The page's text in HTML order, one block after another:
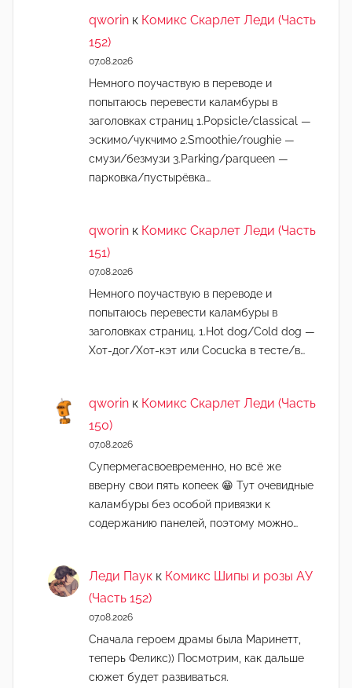
qworin к Комикс Скарлет Леди (Часть
152)
07.08.2026
Немного поучаствую в переводе и
попытаюсь перевести каламбуры в
заголовках страниц 1.Popsicle/classical —
эскимо/чукчимо 2.Smoothie/roughie —
смузи/безмузи 3.Parking/parqueen —
парковка/пустырёвка…
qworin к Комикс Скарлет Леди (Часть
151)
07.08.2026
Немного поучаствую в переводе и
попытаюсь перевести каламбуры в
заголовках страниц. 1.Hot dog/Cold dog —
Хот-дог/Хот-кэт или Cocucka в тесте/в…
qworin к Комикс Скарлет Леди (Часть
150)
07.08.2026
Супермегасвоевременно, но всё же
вверну свои пять копеек 😁 Тут очевидные
каламбуры без особой привязки к
содержанию панелей, поэтому можно…
Леди Паук к Комикс Шипы и розы АУ
(Часть 152)
07.08.2026
Сначала героем драмы была Маринетт,
теперь Феликс)) Посмотрим, как дальше
сюжет будет развиваться.